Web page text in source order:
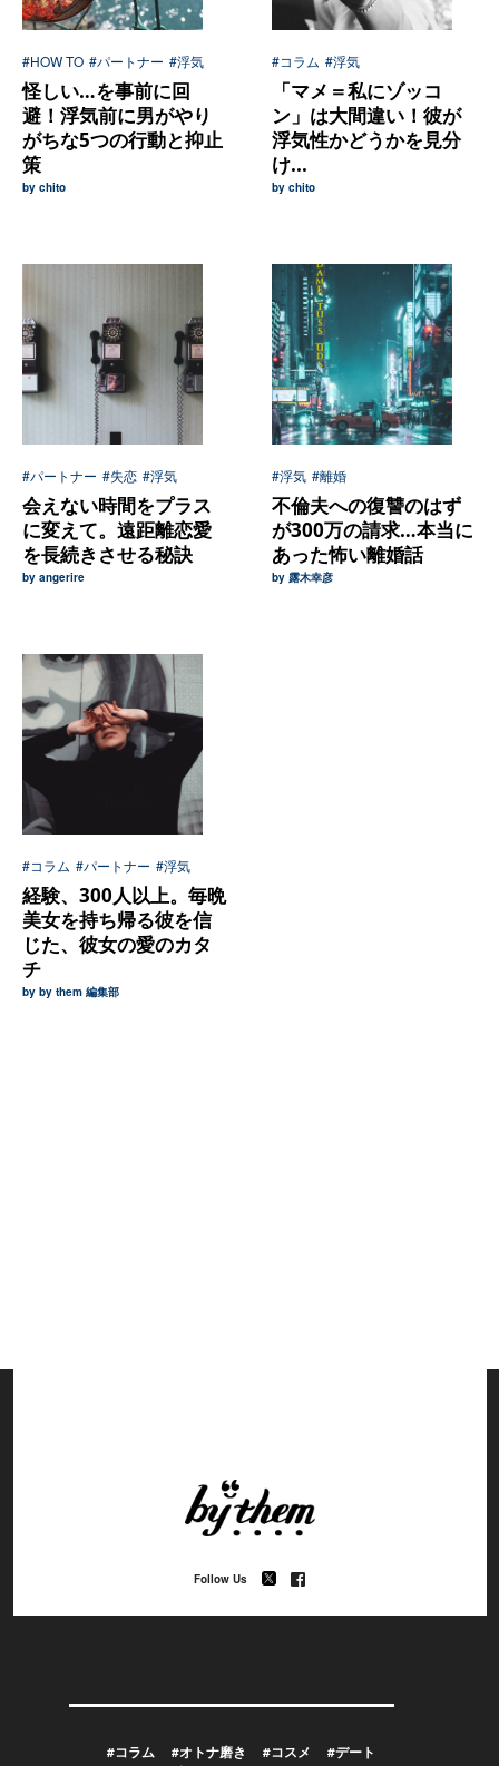
#HOW TO #パートナー #浮気
怪しい…を事前に回
避！浮気前に男がやり
がちな5つの行動と抑止
策
by chito
#コラム #浮気
「マメ＝私にゾッコ
ン」は大間違い！彼が
浮気性かどうかを見分
け...
by chito
#パートナー #失恋 #浮気
会えない時間をプラス
に変えて。遠距離恋愛
を長続きさせる秘訣
by angerire
#浮気 #離婚
不倫夫への復讐のはず
が300万の請求…本当に
あった怖い離婚話
by 露木幸彦
#コラム #パートナー #浮気
経験、300人以上。毎晩
美女を持ち帰る彼を信
じた、彼女の愛のカタ
チ
by by them 編集部
Follow Us
#コラム #オトナ磨き #コスメ
#デート